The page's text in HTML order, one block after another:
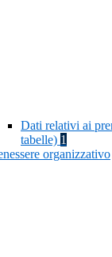
Dati relativi ai
tabelle) 1
organizzativo